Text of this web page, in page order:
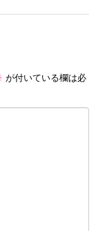
が付いている欄は必